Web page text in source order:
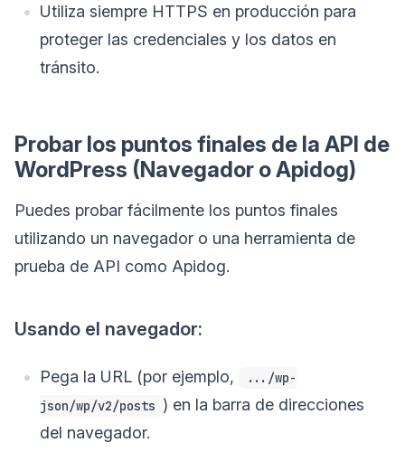
Utiliza siempre HTTPS en producción para
proteger las credenciales y los datos en
tránsito.
Probar los puntos finales de la API de
WordPress (Navegador o Apidog)
Puedes probar fácilmente los puntos finales
utilizando un navegador o una herramienta de
prueba de API como Apidog.
Usando el navegador:
Pega la URL (por ejemplo,
.../wp-
json/wp/v2/posts ) en la barra de direcciones
del navegador.